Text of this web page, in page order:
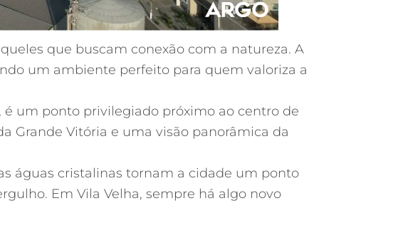
que buscam conexão com a natureza. A
um ambiente perfeito para quem valoriza a
é um ponto privilegiado próximo ao centro de
Grande Vitória e uma visão panorâmica da
águas cristalinas tornam a cidade um ponto
Em Vila Velha, sempre há algo novo